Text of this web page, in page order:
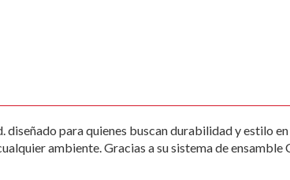
para quienes buscan durabilidad y estilo
ambiente. Gracias a su sistema de ensamble